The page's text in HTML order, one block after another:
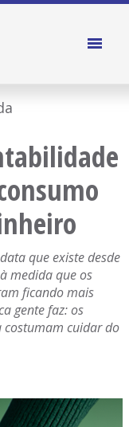
que existe desde
medida que os
ficando mais
gente faz: os
costumam cuidar do